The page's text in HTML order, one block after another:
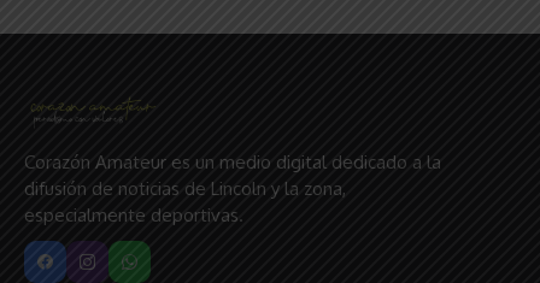
Corazón Amateur es un medio digital dedicado a la
difusión de noticias de Lincoln y la zona,
especialmente deportivas.